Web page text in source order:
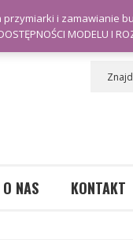
O NAS KONTAKT
na przymiarki i
MODELU I